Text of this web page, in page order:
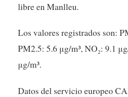
libre en Manlleu.
Los valores registrados son:
PM2.5: 5.6 μg/m³, NO₂: 9.1
μg/m³.
Datos del servicio europeo